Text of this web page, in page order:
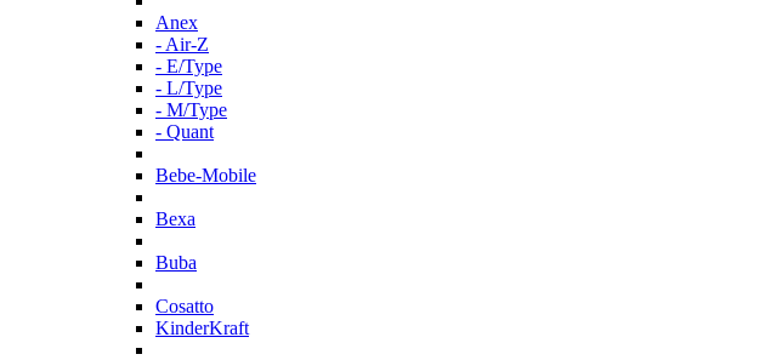
Anex
- Air-Z
- E/Type
- L/Type
- M/Type
- Quant
Bebe-Mobile
Bexa
Buba
Cosatto
KinderKraft